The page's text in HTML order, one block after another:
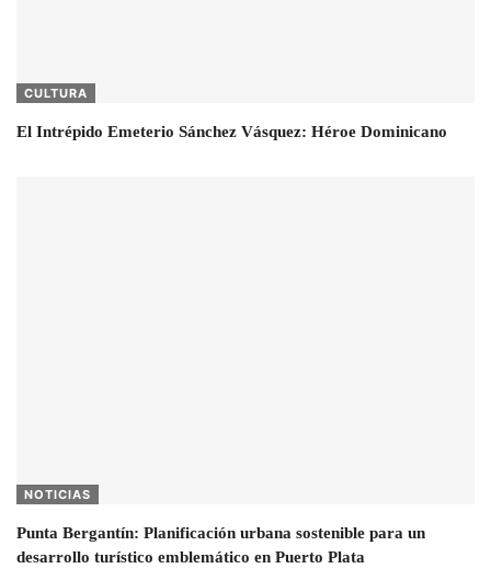
CULTURA
El Intrépido Emeterio Sánchez Vásquez: Héroe Dominicano
NOTICIAS
Punta Bergantín: Planificación urbana sostenible para un
desarrollo turístico emblemático en Puerto Plata